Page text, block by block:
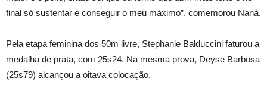
final só sustentar e conseguir o meu máximo”, comemorou Naná.
Pela etapa feminina dos 50m livre, Stephanie Balduccini faturou a
medalha de prata, com 25s24. Na mesma prova, Deyse Barbosa
(25s79) alcançou a oitava colocação.